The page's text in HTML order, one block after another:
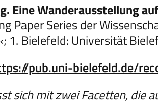
Eine Wanderausstellung
Paper Series der
1. Bielefeld: Universität
pub.uni-bielefeld.de/
sich mit zwei Facetten, die